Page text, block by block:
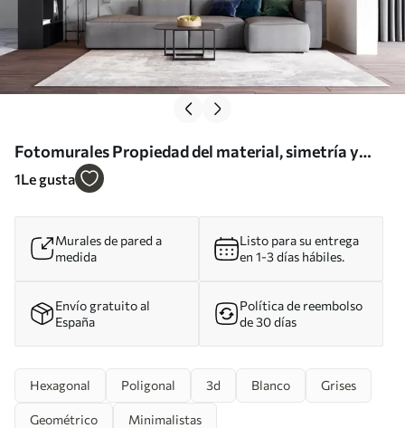
Fotomurales Propiedad del material, simetría y
patrón Nr. u77886
1Le gusta
Murales de pared a
medida
Listo para su entrega
en 1-3 días hábiles.
Envío gratuito al
España
Política de reembolso
de 30 días
Hexagonal Poligonal 3d Blanco Grises
Geométrico Minimalistas